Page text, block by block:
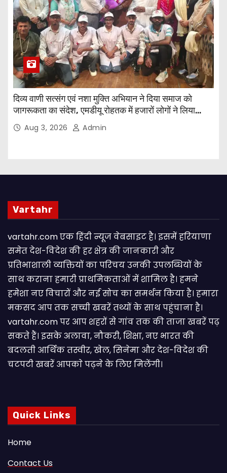
दिव्य वाणी सत्संग एवं नशा मुक्ति अभियान ने दिया समाज को
जागरूकता का संदेश, एमडीयू रोहतक में हजारों लोगों ने लिया
संकल्पAug 3, 2026 Admin
Vartahr
vartahr.com एक हिंदी न्यूज वेबसाइट है। इसमें हरियाणा
समेत देश-विदेश की हर क्षेत्र की जानकारी और
प्रतिभाशाली व्यक्तियों का परिचय उनकी उपलब्धियों के
साथ कराना हमारी प्राथमिकताओं में शामिल है। हमने
हमेशा नए विचारों और नई सोच का समर्थन किया है। हमारा
मकसद आप तक सच्ची खबरें तथ्यों के साथ पहुंचाना है।
vartahr.com पर आप शहरों से गांव तक की ताजा खबरें पढ़
सकते हैं। इसके अलावा, नौकरी, शिक्षा, नए भारत की
बदलती आर्थिक तस्वीर, खेल, सिनेमा और देश-विदेश की
चटपटी खबरें आपकाे पढ़ने के लिए मिलेंगी।
Quick Links
Home
Contact Us